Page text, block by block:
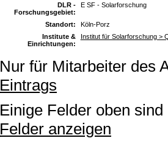
DLR -
Forschungsgebiet:
E SF - Solarforschung
Standort:
Köln-Porz
Institute &
Einrichtungen:
Institut für Solarforschung >
Nur für Mitarbeiter des
Eintrags
Einige Felder oben
Felder anzeigen